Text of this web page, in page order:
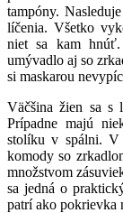
tampóny.
líčenia. Všetko
niet sa kam
umývadlo aj so
si maskarou
Väčšina žien sa s
Prípadne majú
stolíku v spálni. V
komody so
množstvom
sa jedná o
patrí ako pokrievka